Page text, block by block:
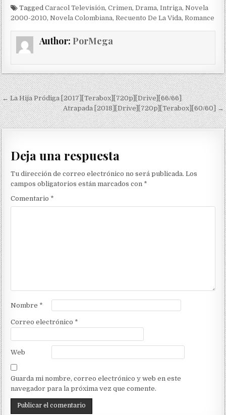
TaggedCaracol Televisión,Crimen,Drama,Intriga,Novela
2000-2010,Novela Colombiana,Recuento De La Vida,Romance
Author: PorMega
Navegación de entradas
← La Hija Pródiga [2017][Terabox][720p][Drive][66/66]
Atrapada [2018][Drive][720p][Terabox][60/60] →
Deja una respuesta
Tu dirección de correo electrónico no será publicada. Los
campos obligatorios están marcados con *
Comentario *
Nombre *
Correo electrónico *
Web
Guarda mi nombre, correo electrónico y web en este
navegador para la próxima vez que comente.